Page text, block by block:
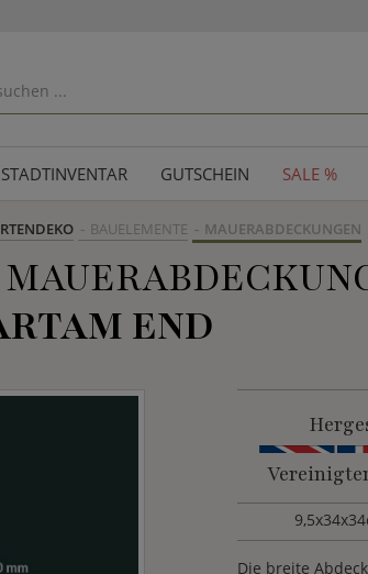
STADTINVENTAR GUTSCHEIN SALE %
BAUELEMENTE MAUERABDECKUNGEN
END
Die breite